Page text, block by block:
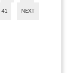
41 NEXT